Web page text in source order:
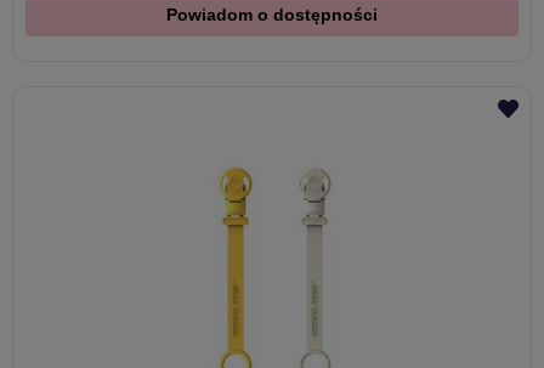
Powiadom o dostępności